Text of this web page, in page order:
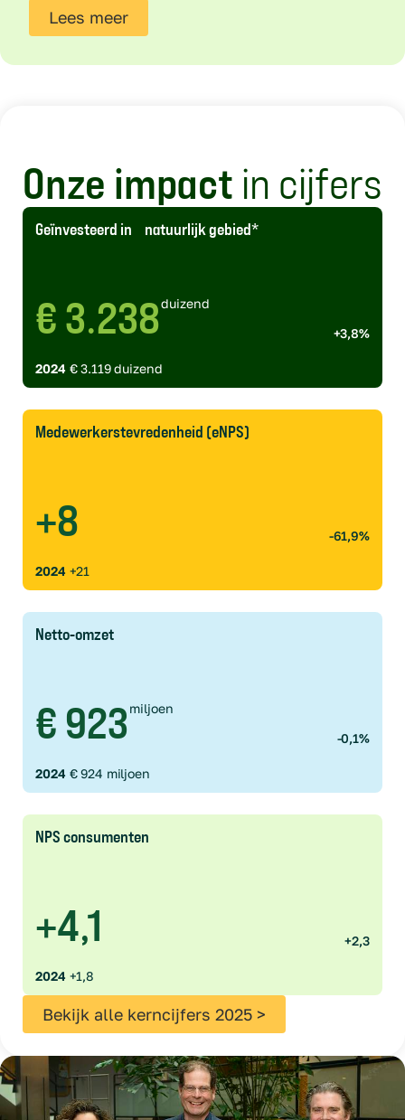
Lees meer
Onze impact in cijfers
Geïnvesteerd in natuurlijk gebied*
€ 3.238 duizend
+3,8%
2024 € 3.119 duizend
Medewerkerstevredenheid (eNPS)
+8 -61,9%
2024 +21
Netto-omzet
€ 923miljoen
-0,1%
2024 € 924 miljoen
NPS consumenten
+4,1 +2,3
2024 +1,8
Bekijk alle kerncijfers 2025 >